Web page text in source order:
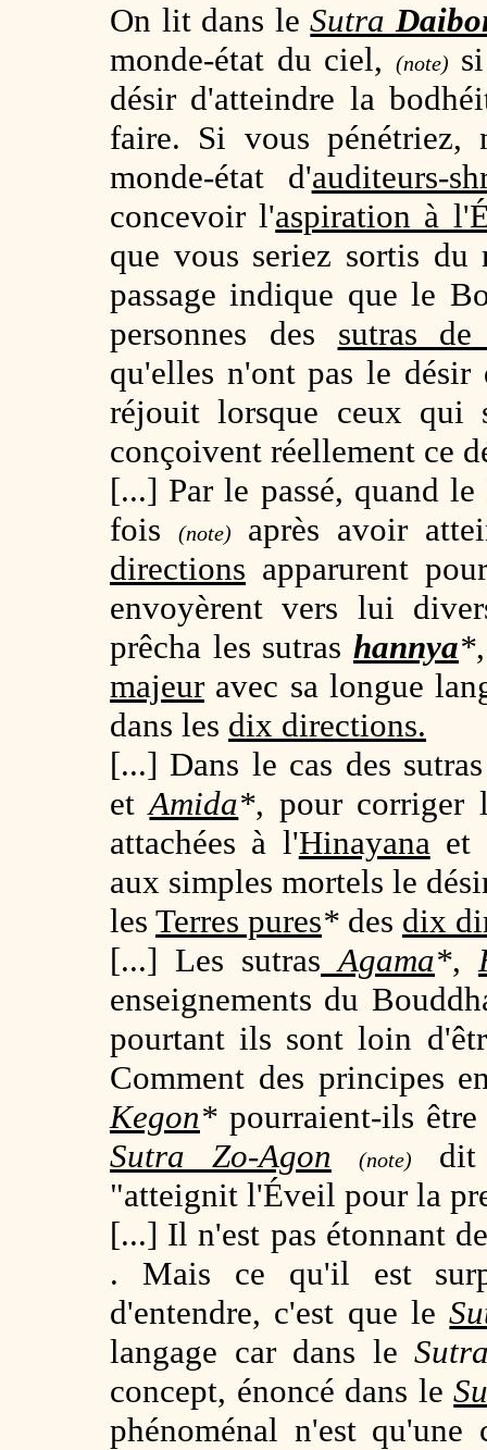
On lit dans leSutra
monde-état du ciel,
(note)
désir d'atteindre la
faire. Si vous pénétriez,
monde-état d'auditeurs-
concevoir l'aspiration à
que vous seriez sortis
passage indique que le
personnes des sutras
qu'elles n'ont pas le
réjouit lorsque ceux qui
conçoivent réellement ce
[...] Par le passé, quand
fois
(note)
après avoir
directions apparurent
envoyèrent vers lui
prêcha les sutras hannya*
majeur avec sa longue
dans les dix directions.
[...] Dans le cas des
etAmida*, pour corriger
attachées à l'Hinayanaet
aux simples mortels le
les Terres pures* des dix
[...] Les sutras Agama*,
enseignements du
pourtant ils sont loin
Comment des principes
Kegon* pourraient-ils
Sutra Zo-Agon
(note)
dit
"atteignit l'Éveil pour la
[...] Il n'est pas étonnant
. Mais ce qu'il est
d'entendre, c'est que le
langage car dans le
concept, énoncé dans le
phénoménal n'est